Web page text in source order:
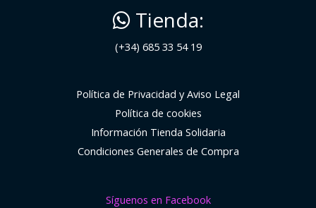
Tienda:
(+34) 685 33 54 19
Política de Privacidad y Aviso Legal
Política de cookies
Información Tienda Solidaria
Condiciones Generales de Compra
Síguenos en Facebook